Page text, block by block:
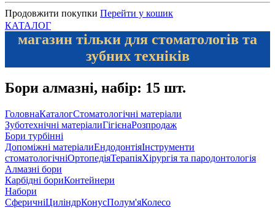
Продовжити покупки Перейти у кошик
КАТАЛОГ
магазин тільки для стоматологів та
зубних техніків
Бори алмазні, набір: 15 шт.
ГоловнаКаталогСтоматологічні матеріали
Зуботехнічні матеріалиГігієнаРозпродаж
Бори турбінні
Допоміжні матеріалиЕндодонтіяІнструменти
стоматологічніОртопедіяТерапіяХірургія та пародонтологія
Алмазні бори
Карбідні бориКонтейнери
Набори
СферичніЦиліндрКонусПолум'яКолесо